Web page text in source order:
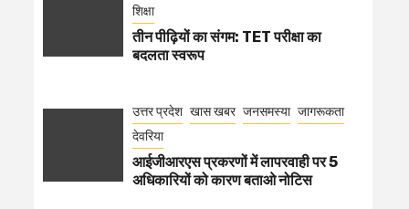
शिक्षा
तीन पीढ़ियों का संगम: TET परीक्षा का
बदलता स्वरूप
उत्तर प्रदेश खास खबर जनसमस्या जागरूकता
देवरिया
आईजीआरएस प्रकरणों में लापरवाही पर 5
अधिकारियों को कारण बताओ नोटिस